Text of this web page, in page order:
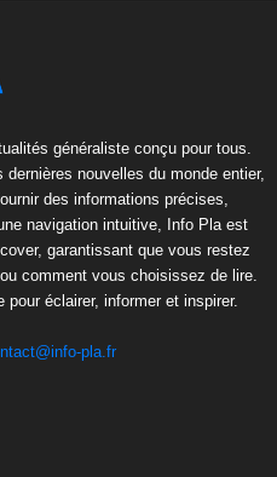
généraliste conçu pour tous.
nouvelles du monde entier,
des informations précises,
navigation intuitive, Info Pla est
garantissant que vous restez
comment vous choisissez de lire.
éclairer, informer et inspirer.
pla.fr